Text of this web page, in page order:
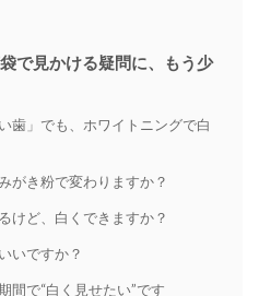
で見かける疑問に、もう少
歯」でも、ホワイトニングで白
がき粉で変わりますか？
けど、白くできますか？
いですか？
間で“白く見せたい”です